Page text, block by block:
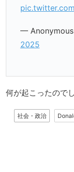
— Anonymous
2025
何が起こったのでし
社会・政治